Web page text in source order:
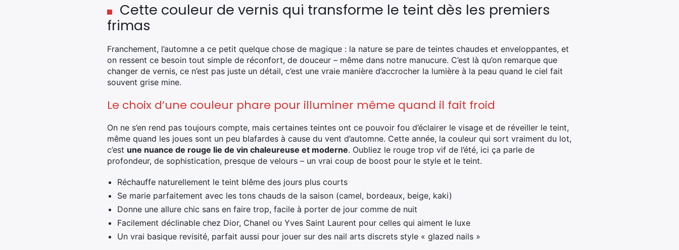
Cette couleur de vernis qui transforme le teint dès les premiers
frimas
Franchement, l’automne a ce petit quelque chose de magique : la nature se pare de teintes chaudes et enveloppantes, et
on ressent ce besoin tout simple de réconfort, de douceur – même dans notre manucure. C’est là qu’on remarque que
changer de vernis, ce n’est pas juste un détail, c’est une vraie manière d’accrocher la lumière à la peau quand le ciel fait
souvent grise mine.
Le choix d’une couleur phare pour illuminer même quand il fait froid
On ne s’en rend pas toujours compte, mais certaines teintes ont ce pouvoir fou d’éclairer le visage et de réveiller le teint,
même quand les joues sont un peu blafardes à cause du vent d’automne. Cette année, la couleur qui sort vraiment du lot,
c’est une nuance de rouge lie de vin chaleureuse et moderne. Oubliez le rouge trop vif de l’été, ici ça parle de
profondeur, de sophistication, presque de velours – un vrai coup de boost pour le style et le teint.
Réchauffe naturellement le teint blême des jours plus courts
Se marie parfaitement avec les tons chauds de la saison (camel, bordeaux, beige, kaki)
Donne une allure chic sans en faire trop, facile à porter de jour comme de nuit
Facilement déclinable chez Dior, Chanel ou Yves Saint Laurent pour celles qui aiment le luxe
Un vrai basique revisité, parfait aussi pour jouer sur des nail arts discrets style « glazed nails »